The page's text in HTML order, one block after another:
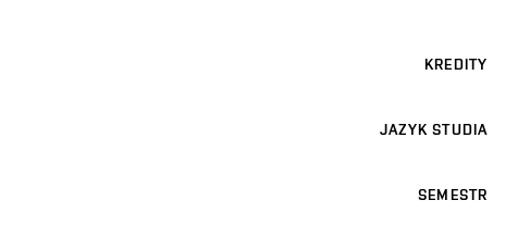
KREDITY
JAZYK STUDIA
SEMESTR